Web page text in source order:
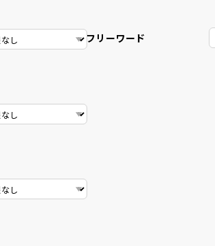
フリーワード